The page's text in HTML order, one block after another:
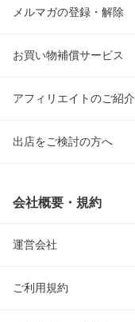
メルマガの登録・解除
お買い物補償サービス
アフィリエイトのご紹介
出店をご検討の方へ
会社概要・規約
運営会社
ご利用規約